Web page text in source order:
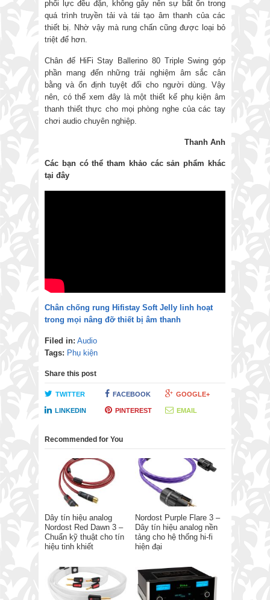
phối lực đều đặn, không gây nên sự bất ổn trong
quá trình truyền tải và tái tạo âm thanh của các
thiết bị. Nhờ vậy mà rung chấn cũng được loại bỏ
triệt để hơn.
Chân đế HiFi Stay Ballerino 80 Triple Swing góp
phần mang đến những trải nghiệm âm sắc cân
bằng và ổn định tuyệt đối cho người dùng. Vậy
nên, có thể xem đây là một thiết kế phụ kiện âm
thanh thiết thực cho mọi phòng nghe của các tay
chơi audio chuyên nghiệp.
Thanh Anh
Các bạn có thể tham khảo các sản phẩm khác
tại đây
Chân chống rung Hifistay Soft Jelly linh hoạt
trong mọi nâng đỡ thiết bị âm thanh
Filed in: Audio
Tags: Phụ kiện
Share this post
TWITTER FACEBOOK GOOGLE+
LINKEDIN PINTEREST EMAIL
Recommended for You
Dây tín hiệu analog
Nordost Red Dawn 3 –
Chuẩn kỹ thuật cho tín
hiệu tinh khiết
Nordost Purple Flare 3 –
Dây tín hiệu analog nền
tảng cho hệ thống hi-fi
hiện đại